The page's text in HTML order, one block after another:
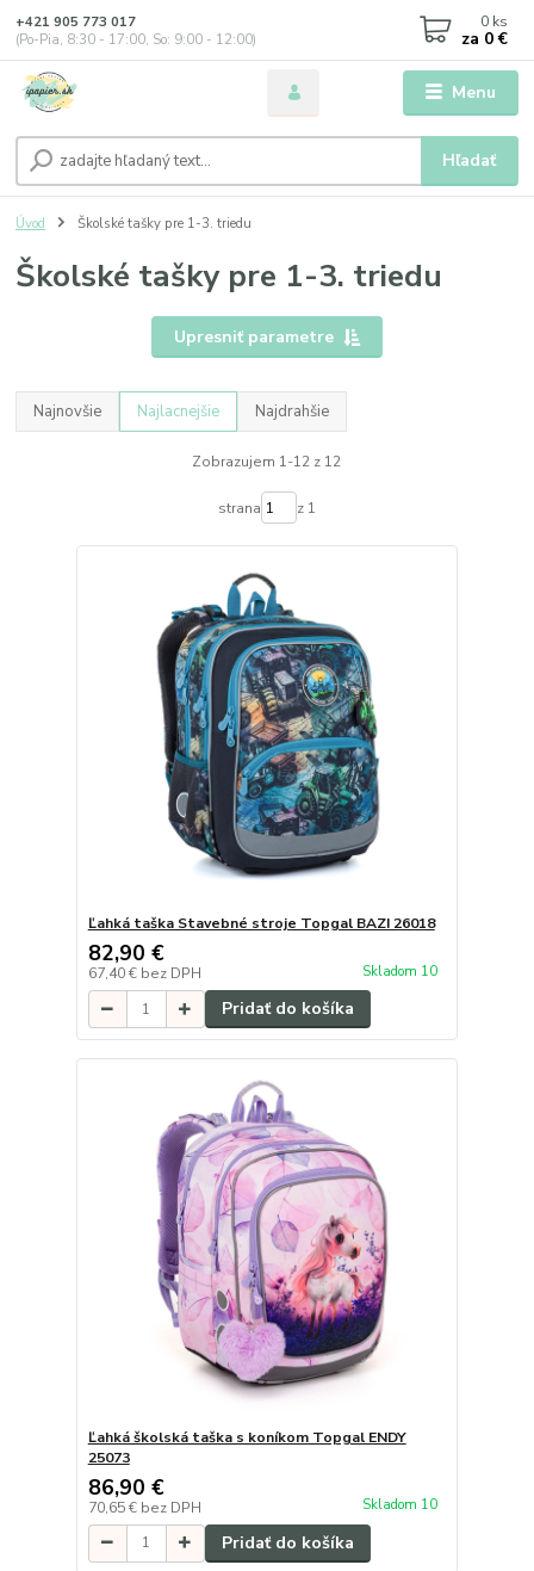
Menu
Hľadať
+421 905 773 017
(Po-Pia, 8:30 - 17:00, So: 9:00 - 12:00)
0 ks
za 0 €
Úvod Školské tašky pre 1-3. triedu
Školské tašky pre 1-3. triedu
Upresniť parametre
Najnovšie Najlacnejšie Najdrahšie
Zobrazujem 1-12 z 12
strana z 1
Ľahká taška Stavebné stroje Topgal BAZI 26018
82,90 €
67,40 € bez DPH Skladom 10
Pridať do košíka
Ľahká školská taška s koníkom Topgal ENDY
25073
86,90 €
70,65 € bez DPH Skladom 10
Pridať do košíka